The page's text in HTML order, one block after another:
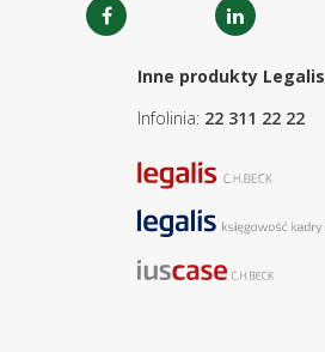
Inne produkty Legalis
Infolinia: 22 311 22 22